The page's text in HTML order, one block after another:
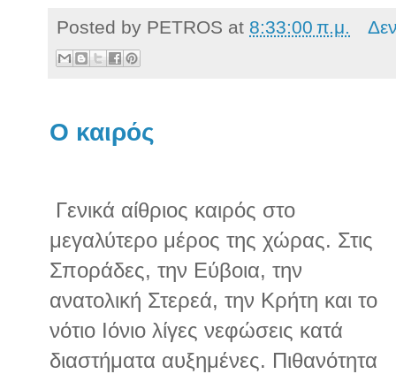
Posted by PETROS at 8:33:00 π.μ.
O καιρός
Γενικά αίθριος καιρός στο
μεγαλύτερο μέρος της χώρας. Στις
Σποράδες, την Εύβοια, την
ανατολική Στερεά, την Κρήτη και το
νότιο Ιόνιο λίγες νεφώσεις κατά
διαστήματα αυξημένες. Πιθανότητα